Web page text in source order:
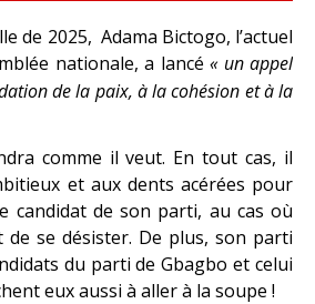
de 2025, Adama Bictogo, l’actuel
nationale, a lancé « un appel
de la paix, à la cohésion et à la
comme il veut. En tout cas, il
et aux dents acérées pour
candidat de son parti, au cas où
de se désister. De plus, son parti
du parti de Gbagbo et celui
eux aussi à aller à la soupe !